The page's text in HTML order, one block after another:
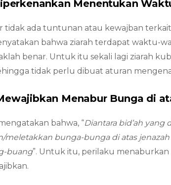
Menentukan
tidak ada tuntunan atau kewajban
bahwa ziarah terdapat waktu-
benar. Untuk itu sekali lagi ziarah
tidak perlu dibuat aturan
Menabur Bunga di
bahwa, “Diantara bid’ah yang
meletakkan bunga-bunga di atas
buang”. Untuk itu, perilaku